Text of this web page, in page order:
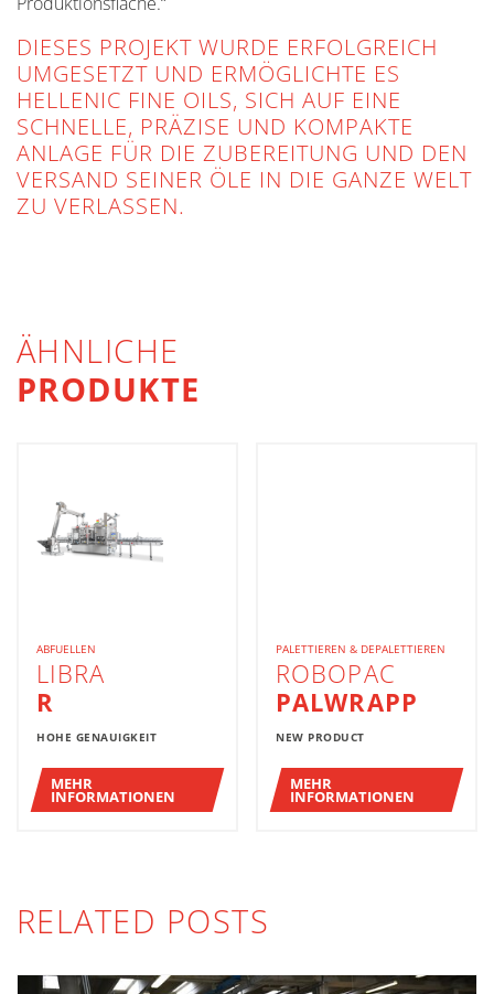
DIESES PROJEKT WURDE ERFOLGREICH
UMGESETZT UND ERMÖGLICHTE ES
HELLENIC FINE OILS, SICH AUF EINE
SCHNELLE, PRÄZISE UND KOMPAKTE
ANLAGE FÜR DIE ZUBEREITUNG UND DEN
VERSAND SEINER ÖLE IN DIE GANZE WELT
ZU VERLASSEN.
ÄHNLICHE
PRODUKTE
ABFUELLEN
LIBRA
R
HOHE GENAUIGKEIT
MEHR
INFORMATIONEN
PALETTIEREN & DEPALETTIEREN
ROBOPAC
PALWRAPP
NEW PRODUCT
MEHR
INFORMATIONEN
RELATED POSTS